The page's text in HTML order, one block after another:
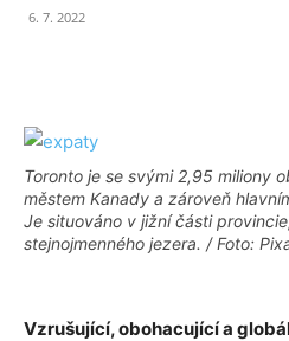
6. 7. 2022
Toronto je se svými 2,95 miliony
městem Kanady a zároveň
Je situováno v jižní části
stejnojmenného jezera. / Foto:
Vzrušující, obohacující a